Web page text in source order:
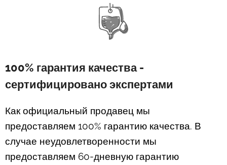
100% гарантия качества -
сертифицировано экспертами
Как официальный продавец мы
предоставляем 100% гарантию качества. В
случае неудовлетворенности мы
предоставляем 60-дневную гарантию